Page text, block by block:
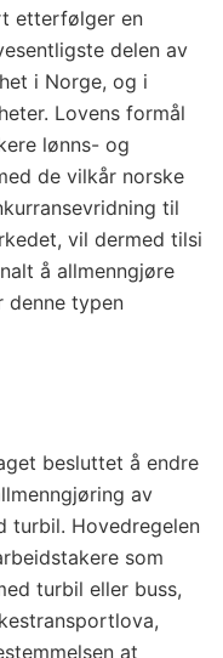
etterfølger en
delen av
i Norge, og i
Lovens formål
lønns- og
de vilkår norske
til
vil dermed tilsi
å allmenngjøre
denne typen
besluttet å endre
av
turbil. Hovedregelen
som
turbil eller buss,
at